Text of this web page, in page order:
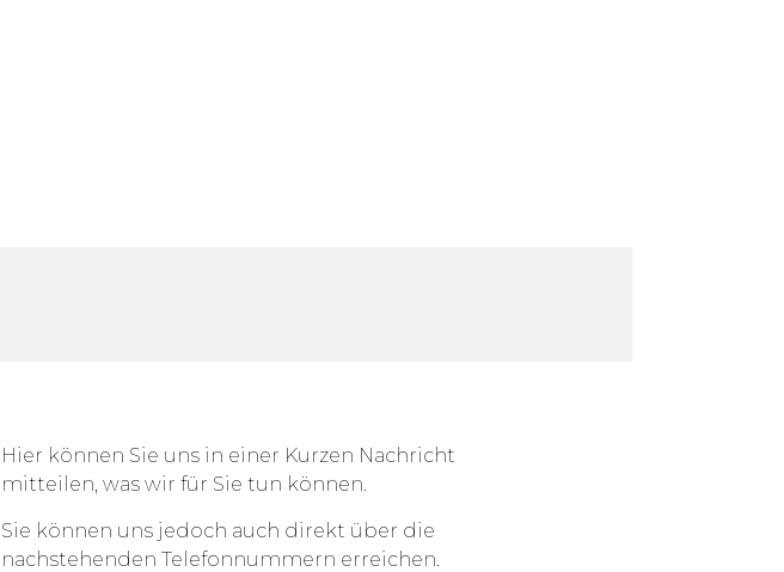
Hier können Sie uns in einer Kurzen Nachricht
mitteilen, was wir für Sie tun können.
Sie können uns jedoch auch direkt über die
nachstehenden Telefonnummern erreichen.